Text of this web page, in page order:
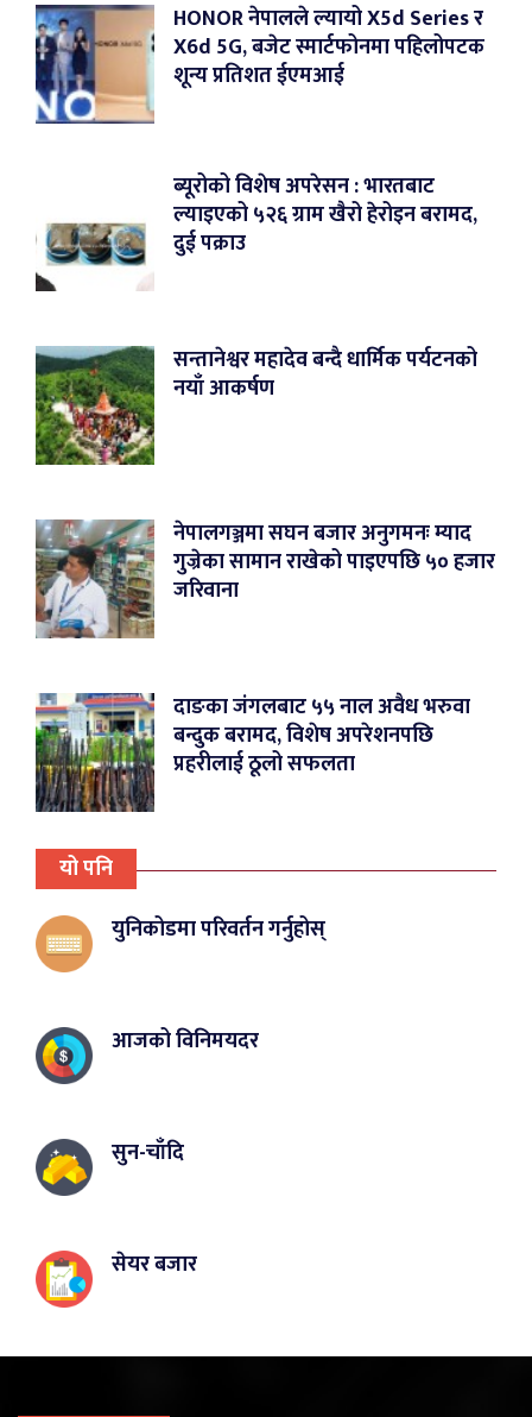
HONOR नेपालले ल्यायो X5d Series र
X6d 5G, बजेट स्मार्टफोनमा पहिलोपटक
शून्य प्रतिशत ईएमआई
ब्यूरोको विशेष अपरेसन : भारतबाट
ल्याइएको ५२६ ग्राम खैरो हेरोइन बरामद,
दुई पक्राउ
सन्तानेश्वर महादेव बन्दै धार्मिक पर्यटनको
नयाँ आकर्षण
नेपालगञ्जमा सघन बजार अनुगमनः म्याद
गुज्रेका सामान राखेको पाइएपछि ५० हजार
जरिवाना
दाङका जंगलबाट ५५ नाल अवैध भरुवा
बन्दुक बरामद, विशेष अपरेशनपछि
प्रहरीलाई ठूलो सफलता
यो पनि
युनिकोडमा परिवर्तन गर्नुहोस्
आजको विनिमयदर
सुन-चाँदि
सेयर बजार